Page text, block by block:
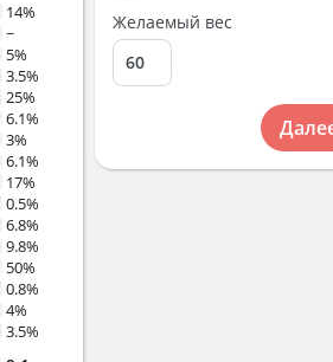
14%
~
5%
3.5%
25%
6.1%
3%
6.1%
17%
0.5%
6.8%
9.8%
50%
0.8%
4%
3.5%
Желаемый вес